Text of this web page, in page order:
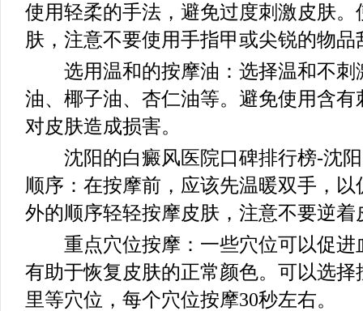
使用轻柔的手法，避免过度刺激皮肤
肤，注意不要使用手指甲或尖锐的物品
选用温和的按摩油：选择温和不刺
油、椰子油、杏仁油等。避免使用含
对皮肤造成损害。
沈阳的白癜风医院口碑排行榜-沈阳
顺序：在按摩前，应该先温暖双手，
外的顺序轻轻按摩皮肤，注意不要逆
重点穴位按摩：一些穴位可以促进
有助于恢复皮肤的正常颜色。可以选
里等穴位，每个穴位按摩30秒左右。